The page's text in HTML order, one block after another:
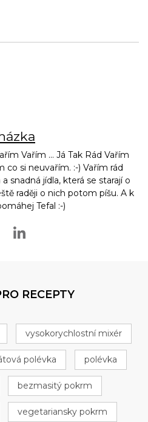
Vařím ... Já Tak Rád Vařím
co si neuvařím. :-) Vařím rád
snadná jídla, která se starají o
raději o nich potom píšu. A k
Tefal :-)
RECEPTY
vysokorychlostní mixér
polévka polévka
bezmasitý pokrm
vegetariansky pokrm